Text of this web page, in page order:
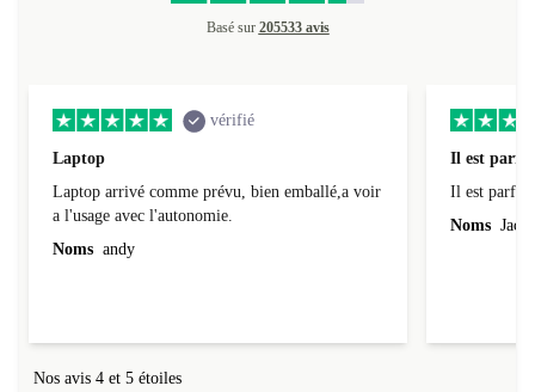
Basé sur 205533 avis
vérifié
Laptop
Laptop arrivé comme prévu, bien emballé,a voir
a l'usage avec l'autonomie.
Noms andy
Il est
Il est parfait
Noms
Nos avis 4 et 5 étoiles